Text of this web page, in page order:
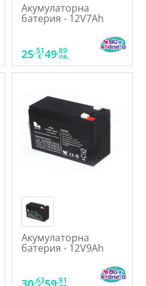
Акумулаторна
батерия - 12V7Ah
25,51
€ 49,89
лв.
Акумулаторна
батерия - 12V9Ah
,63 ,91